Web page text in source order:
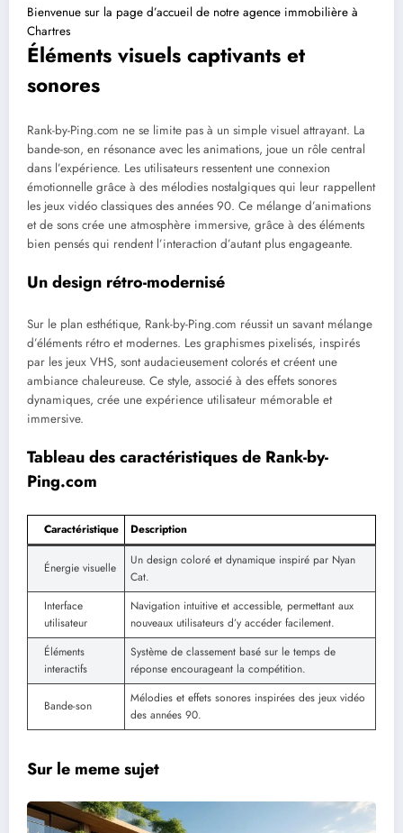
Bienvenue sur la page d’accueil de notre agence immobilière à
Chartres
Éléments visuels captivants et
sonores
Rank-by-Ping.com ne se limite pas à un simple visuel attrayant. La
bande-son, en résonance avec les animations, joue un rôle central
dans l’expérience. Les utilisateurs ressentent une connexion
émotionnelle grâce à des mélodies nostalgiques qui leur rappellent
les jeux vidéo classiques des années 90. Ce mélange d’animations
et de sons crée une atmosphère immersive, grâce à des éléments
bien pensés qui rendent l’interaction d’autant plus engageante.
Un design rétro-modernisé
Sur le plan esthétique, Rank-by-Ping.com réussit un savant mélange
d’éléments rétro et modernes. Les graphismes pixelisés, inspirés
par les jeux VHS, sont audacieusement colorés et créent une
ambiance chaleureuse. Ce style, associé à des effets sonores
dynamiques, crée une expérience utilisateur mémorable et
immersive.
Tableau des caractéristiques de Rank-by-
Ping.com
Caractéristique Description
Énergie visuelle
Un design coloré et dynamique inspiré par Nyan
Cat.
Interface
utilisateur
Navigation intuitive et accessible, permettant aux
nouveaux utilisateurs d’y accéder facilement.
Éléments
interactifs
Système de classement basé sur le temps de
réponse encourageant la compétition.
Bande-son
Mélodies et effets sonores inspirées des jeux vidéo
des années 90.
Sur le meme sujet